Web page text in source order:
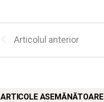
Articolul anterior
ARTICOLE ASEMĂNĂTOARE